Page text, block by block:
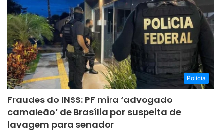
Polícia
Fraudes do INSS: PF mira ‘advogado
camaleão’ de Brasília por suspeita de
lavagem para senador